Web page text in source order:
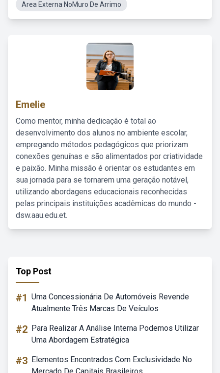
Area Externa NoMuro De Arrimo
Emelie
Como mentor, minha dedicação é total ao
desenvolvimento dos alunos no ambiente escolar,
empregando métodos pedagógicos que priorizam
conexões genuínas e são alimentados por criatividade
e paixão. Minha missão é orientar os estudantes em
sua jornada para se tornarem uma geração notável,
utilizando abordagens educacionais reconhecidas
pelas principais instituições acadêmicas do mundo -
dsw.aau.edu.et.
Top Post
#1 Uma Concessionária De Automóveis Revende
Atualmente Três Marcas De Veículos
#2 Para Realizar A Análise Interna Podemos Utilizar
Uma Abordagem Estratégica
#3 Elementos Encontrados Com Exclusividade No